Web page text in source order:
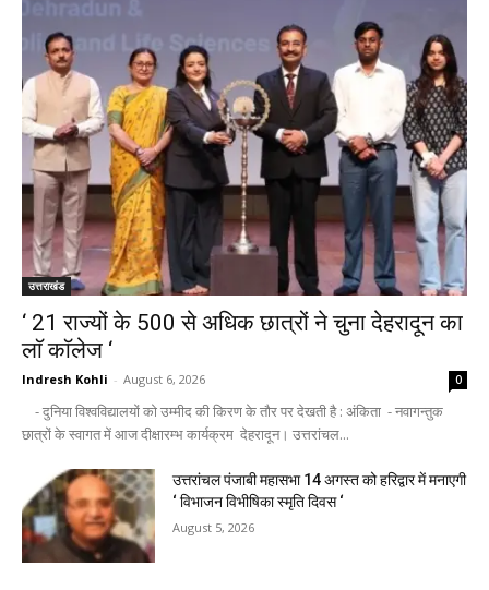
उत्तराखंड
‘ 21 राज्यों के 500 से अधिक छात्रों ने चुना देहरादून का
लाॅ काॅलेज ‘
Indresh Kohli - August 6, 2026 0
- दुनिया विश्वविद्यालयों को उम्मीद की किरण के तौर पर देखती है : अंकिता - नवागन्तुक
छात्रों के स्वागत में आज दीक्षारम्भ कार्यक्रम देहरादून। उत्तरांचल...
उत्तरांचल पंजाबी महासभा 14 अगस्त को हरिद्वार में मनाएगी
‘ विभाजन विभीषिका स्मृति दिवस ‘
August 5, 2026